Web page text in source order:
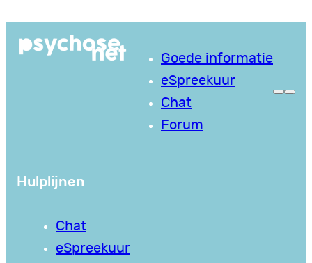
naar
Goede informatie
eSpreekuur
Chat
Forum
Hulplijnen
Chat
eSpreekuur